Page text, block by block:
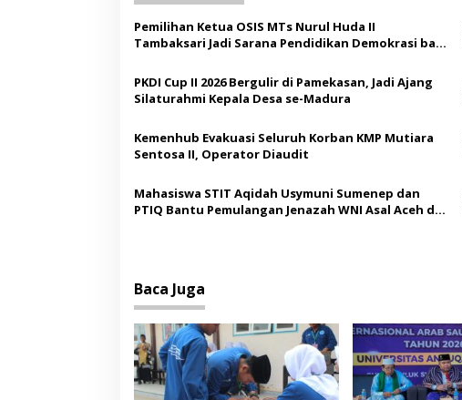
a
s
i
p
o
s
Pemilihan Ketua OSIS MTs Nurul Huda II
Tambaksari Jadi Sarana Pendidikan Demokrasi bagi
PKDI Cup II 2026 Bergulir di Pamekasan, Jadi Ajang
Silaturahmi Kepala Desa se-Madura
Kemenhub Evakuasi Seluruh Korban KMP Mutiara
Sentosa II, Operator Diaudit
Mahasiswa STIT Aqidah Usymuni Sumenep dan
PTIQ Bantu Pemulangan Jenazah WNI Asal Aceh di
Baca Juga